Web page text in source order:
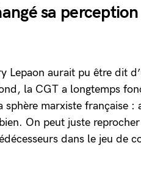
sa
Lepaon aurait pu être dit
la CGT a longtemps
sphère marxiste française :
On peut juste
dans le jeu de